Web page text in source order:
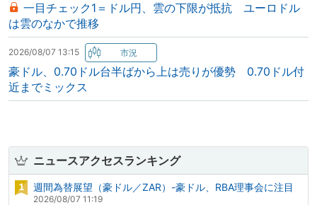
一目チェック1＝ドル円、雲の下限が抵抗 ユーロドル
は雲のなかで推移
2026/08/07 13:15
豪ドル、0.70ドル台半ばから上は売りが優勢 0.70ドル付
近までミックス
ニュースアクセスランキング
週間為替展望（豪ドル／ZAR）-豪ドル、RBA理事会に注目
2026/08/07 11:19